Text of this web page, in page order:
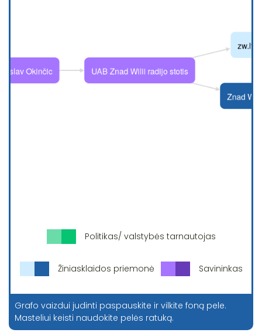
Politikas/ valstybės tarnautojas
Žiniasklaidos priemonė Savininkas
Grafo vaizdui judinti paspauskite ir vilkite foną pele.
Masteliui keisti naudokite pelės ratuką.